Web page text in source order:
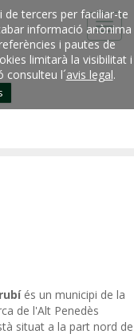
de tercers per faciliar-te
informació anònima
i pautes de
limitarà la visibilitat i
consulteu l´avis legal.
és un municipi de la
de l'Alt Penedès
situat a la part nord de